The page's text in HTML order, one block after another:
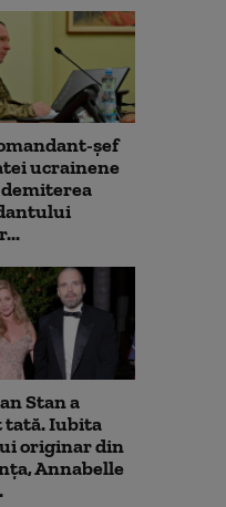
șef
ucrainene
Stan a
tată. Iubita
originar din
Annabelle